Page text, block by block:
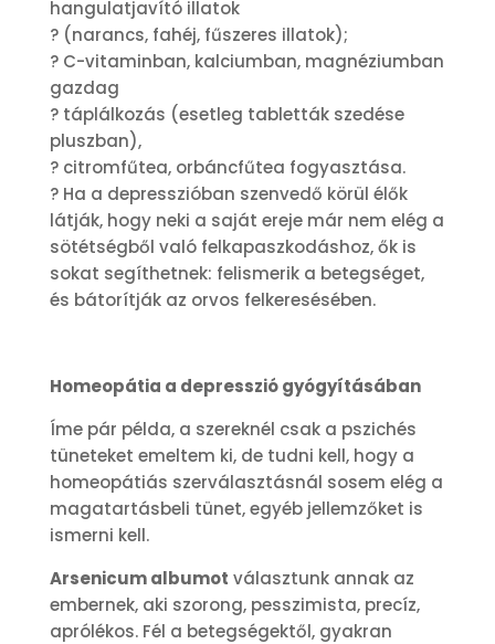
hangulatjavító illatok
? (narancs, fahéj, fűszeres illatok);
? C-vitaminban, kalciumban, magnéziumban
gazdag
? táplálkozás (esetleg tabletták szedése
pluszban),
? citromfűtea, orbáncfűtea fogyasztása.
? Ha a depresszióban szenvedő körül élők
látják, hogy neki a saját ereje már nem elég a
sötétségből való felkapaszkodáshoz, ők is
sokat segíthetnek: felismerik a betegséget,
és bátorítják az orvos felkeresésében.
Homeopátia a depresszió gyógyításában
Íme pár példa, a szereknél csak a pszichés
tüneteket emeltem ki, de tudni kell, hogy a
homeopátiás szerválasztásnál sosem elég a
magatartásbeli tünet, egyéb jellemzőket is
ismerni kell.
Arsenicum albumot választunk annak az
embernek, aki szorong, pesszimista, precíz,
aprólékos. Fél a betegségektől, gyakran